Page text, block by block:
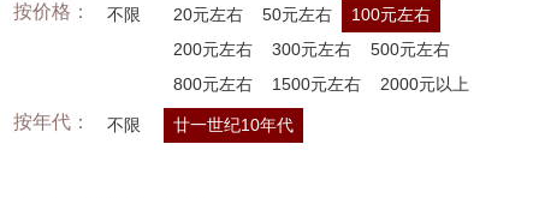
按价格： 不限 20元左右 50元左右
100元左右
200元左右
300元左右
500元左右
800元左右
1500元左右 2000元以上
按年代： 不限 廿一世纪10年代